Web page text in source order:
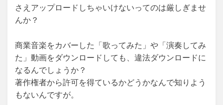
さえアップロードしちゃいけないってのは厳しぎませ
んか？
商業音楽をカバーした「歌ってみた」や「演奏してみ
た」動画をダウンロードしても、違法ダウンロードに
なるんでしょうか？
著作権者から許可を得ているかどうかなんで知りよう
もないんですが。